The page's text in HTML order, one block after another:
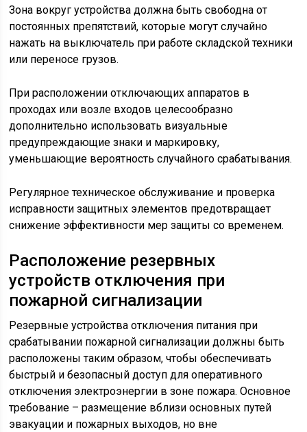
Зона вокруг устройства должна быть свободна от
постоянных препятствий, которые могут случайно
нажать на выключатель при работе складской техники
или переносе грузов.
При расположении отключающих аппаратов в
проходах или возле входов целесообразно
дополнительно использовать визуальные
предупреждающие знаки и маркировку,
уменьшающие вероятность случайного срабатывания.
Регулярное техническое обслуживание и проверка
исправности защитных элементов предотвращает
снижение эффективности мер защиты со временем.
Расположение резервных
устройств отключения при
пожарной сигнализации
Резервные устройства отключения питания при
срабатывании пожарной сигнализации должны быть
расположены таким образом, чтобы обеспечивать
быстрый и безопасный доступ для оперативного
отключения электроэнергии в зоне пожара. Основное
требование – размещение вблизи основных путей
эвакуации и пожарных выходов, но вне